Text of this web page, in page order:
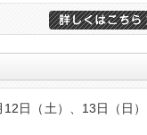
日（土）、13日（日）